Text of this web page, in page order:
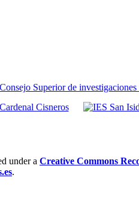
under a Creative Commons
.